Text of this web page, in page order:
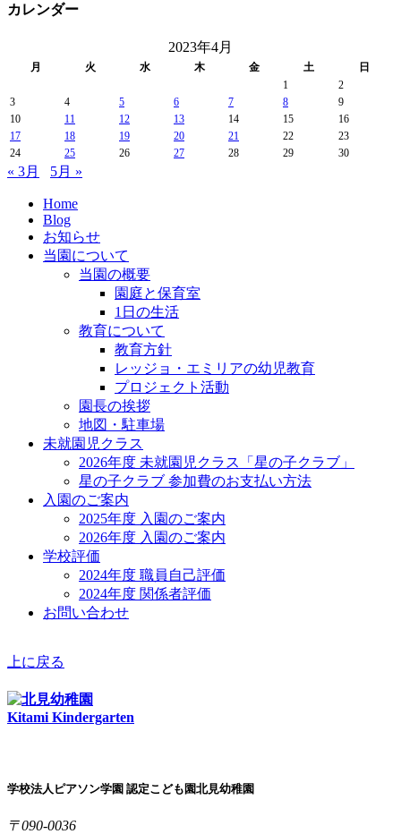
カレンダー
2023年4月
月 火 水 木 金 土
日
1
2
3
4 5 6 7 8
9
10
11 12 13 14 15
16
17
18 19 20 21 22
23
24
25 26 27 28 29 30
« 3月 5月 »
Home
Blog
お知らせ
当園について
当園の概要
園庭と保育室
1日の生活
教育について
教育方針
レッジョ・エミリアの幼児教育
プロジェクト活動
園長の挨拶
地図・駐車場
未就園児クラス
2026年度 未就園児クラス「星の子クラブ」
星の子クラブ 参加費のお支払い方法
入園のご案内
2025年度 入園のご案内
2026年度 入園のご案内
学校評価
2024年度 職員自己評価
2024年度 関係者評価
お問い合わせ
上に戻る
Kitami Kindergarten
学校法人ピアソン学園 認定こども園北見幼稚園
〒090-0036